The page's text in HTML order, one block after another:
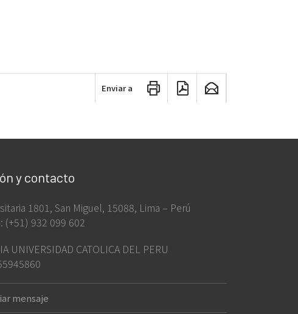
Enviar a
y contacto
1801, San Miguel, 15088, Lima – Perú
(+51) 932 099 602
UNIVERSIDAD CATOLICA DEL PERU
mensaje